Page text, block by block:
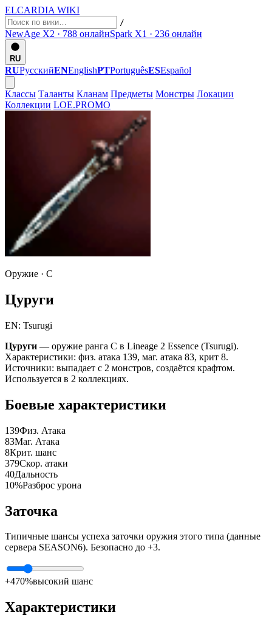
ELCARDIA WIKI
/
NewAge X2 · 788 онлайнSpark X1 · 236 онлайн
RU
RUРусскийENEnglishPTPortuguêsESEspañol
Классы Таланты Кланам Предметы Монстры Локации
Коллекции LOE.PROMO
Оружие · C
Цуруги
EN: Tsurugi
Цуруги — оружие ранга C в Lineage 2 Essence (Tsurugi).
Характеристики: физ. атака 139, маг. атака 83, крит 8.
Источники: выпадает с 2 монстров, создаётся крафтом.
Используется в 2 коллекциях.
Боевые характеристики
139Физ. Атака
83Маг. Атака
8Крит. шанс
379Скор. атаки
40Дальность
10%Разброс урона
Заточка
Типичные шансы успеха заточки оружия этого типа (данные
сервера SEASON6). Безопасно до +3.
+470%высокий шанс
Характеристики